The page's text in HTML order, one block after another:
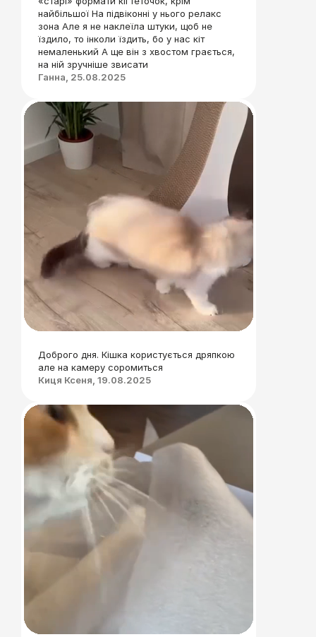
найбільшої На підвіконні у нього релакс
зона Але я не наклеїла штуки, щоб не
їздило, то інколи їздить, бо у нас кіт
немаленький А ще він з хвостом грається,
на ній зручніше звисати
Ганна, 25.08.2025
Доброго дня. Кішка користується дряпкою
але на камеру соромиться
Киця Ксеня, 19.08.2025